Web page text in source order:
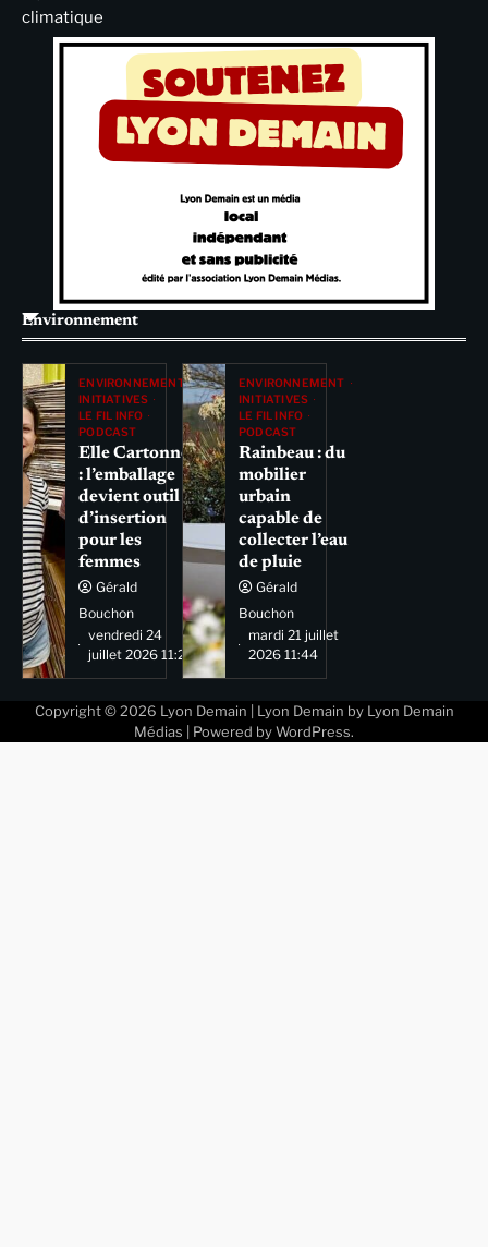
climatique
Environnement
ENVIRONNEMENT
INITIATIVES
LE FIL INFO
PODCAST
Elle Cartonne
: l’emballage
devient outil
d’insertion
pour les
femmes
Gérald
Bouchon
vendredi 24
juillet 2026 11:29
ENVIRONNEMENT
INITIATIVES
LE FIL INFO
PODCAST
Rainbeau : du
mobilier
urbain
capable de
collecter l’eau
de pluie
Gérald
Bouchon
mardi 21 juillet
2026 11:44
Copyright © 2026 Lyon Demain | Lyon Demain by Lyon Demain
Médias | Powered by WordPress.